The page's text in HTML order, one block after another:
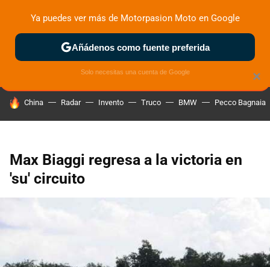
ZONA DE PRUEBAS DEPORTIVAS MOTOS ELÉCTRICAS
HOY SE HABLA DE
China Radar Invento Truco BMW Pecco Bagnaia
Max Biaggi regresa a la victoria en
'su' circuito
×
Ya puedes ver más de Motorpasion Moto en Google
Añádenos como fuente preferida
Solo necesitas una cuenta de Google